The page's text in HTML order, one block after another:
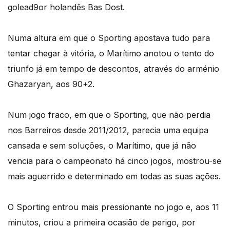
golead9or holandês Bas Dost.
Numa altura em que o Sporting apostava tudo para
tentar chegar à vitória, o Marítimo anotou o tento do
triunfo já em tempo de descontos, através do arménio
Ghazaryan, aos 90+2.
Num jogo fraco, em que o Sporting, que não perdia
nos Barreiros desde 2011/2012, parecia uma equipa
cansada e sem soluções, o Marítimo, que já não
vencia para o campeonato há cinco jogos, mostrou-se
mais aguerrido e determinado em todas as suas ações.
O Sporting entrou mais pressionante no jogo e, aos 11
minutos, criou a primeira ocasião de perigo, por